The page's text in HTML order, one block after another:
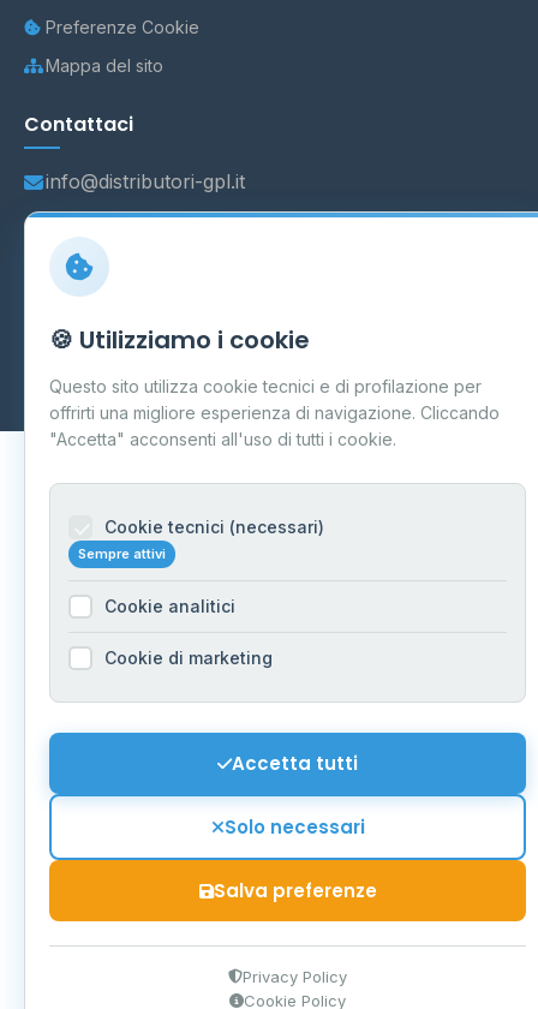
Preferenze Cookie
Mappa del sito
Contattaci
info@distributori-gpl.it
Carpi P.IVA 03859300364
Aggiornamento quotidiano
🍪 Utilizziamo i cookie
Questo sito utilizza cookie tecnici e di profilazione per
offrirti una migliore esperienza di navigazione. Cliccando
"Accetta" acconsenti all'uso di tutti i cookie.
Cookie tecnici (necessari)
Sempre attivi
Cookie analitici
Cookie di marketing
Accetta tutti
Solo necessari
Salva preferenze
Privacy Policy
Cookie Policy